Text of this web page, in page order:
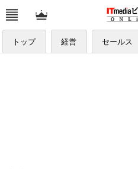
トップ 経営 セールス